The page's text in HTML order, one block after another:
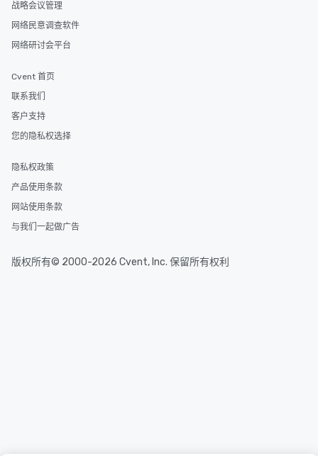
战略会议管理
网络民意调查软件
网络研讨会平台
Cvent 首页
联系我们
客户支持
您的隐私权选择
隐私权政策
产品使用条款
网站使用条款
与我们一起做广告
版权所有© 2000-2026 Cvent, Inc. 保留所有权利